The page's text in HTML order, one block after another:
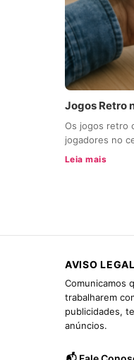
Jogos Retro
Os jogos retro
jogadores no
Leia mais
AVISO LEGAL
Comunicamos
trabalharem
publicidades,
anúncios.